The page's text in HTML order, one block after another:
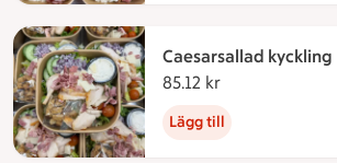
Caesarsallad kyckling
85.12 kr
Lägg till